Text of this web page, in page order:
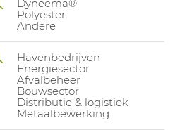
Dyneema®
Polyester
Andere
Havenbedrijven
Energiesector
Afvalbeheer
Bouwsector
Distributie & logistiek
Metaalbewerking